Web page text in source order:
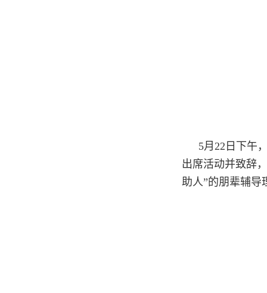
5月22日下午
出席活动并致辞
助人”的朋辈辅导